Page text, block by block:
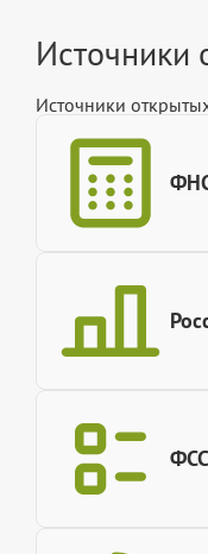
Источники
Источники